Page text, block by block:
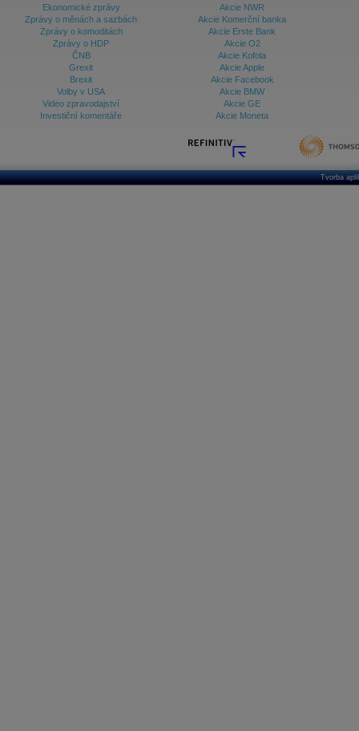
Ekonomické zprávy
Zprávy o měnách a sazbách
Zprávy o komoditách
Zprávy o HDP
ČNB
Grexit
Brexit
Volby v USA
Video zpravodajství
Investiční komentáře
Akcie NWR
Akcie Komerční banka
Akcie Erste Bank
Akcie O2
Akcie Kofola
Akcie Apple
Akcie Facebook
Akcie BMW
Akcie GE
Akcie Moneta
Tvorba